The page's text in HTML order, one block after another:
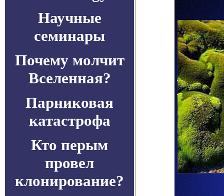
Научные
семинары
Почему молчит
Вселенная?
Парниковая
катастрофа
Кто перым
провел
клонирование?